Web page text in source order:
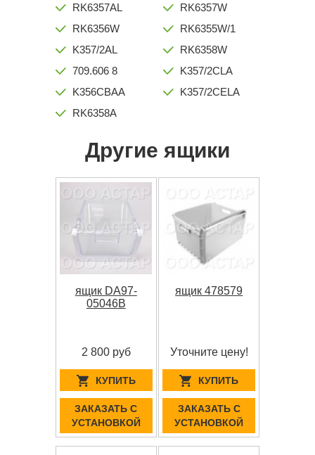
RK6357AL
RK6356W
K357/2AL
709.606 8
K356CBAA
RK6358A
RK6357W
RK6355W/1
RK6358W
K357/2CLA
K357/2CELA
Другие ящики
ящик DA97-
05046B
2 800 руб
КУПИТЬ
ЗАКАЗАТЬ С
УСТАНОВКОЙ
ящик 478579
Уточните цену!
КУПИТЬ
ЗАКАЗАТЬ С
УСТАНОВКОЙ